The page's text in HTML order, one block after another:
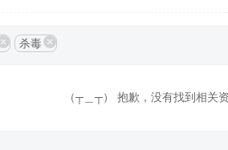
杀毒
（┬＿┬） 抱歉，没有找到相关